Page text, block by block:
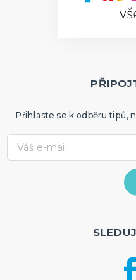
Přihlaste se k odběru tipů,